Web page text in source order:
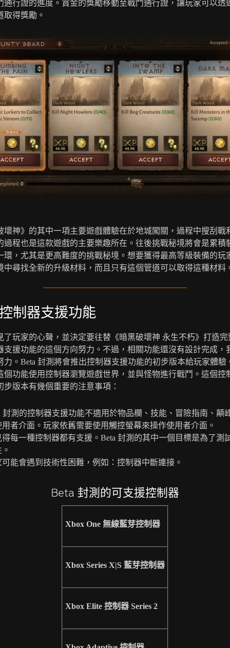
通行證的進度。賞金的獎勵移動至戰鬥通行證，讓玩家可以透
取得獎勵。
壞神》的其中一項主要遊戲體驗在於地城闖關，過程中搜刮戰
過程也是這款遊戲的主要樂趣所在。往後挑戰秘境將會是累積
環，尤其是更高難度的挑戰秘境。想要獲得最高等級裝備的玩
中尋找全新的升級材料，而且只有這個管道可以取得這種材料
制器支援功能
了玩家的心聲，並決定要往替《暗黑破壞神 永生不朽》打造完
支援功能的這個方向努力。不過，相關功能還沒有設計完成，
力。Beta 封測將會推出控制器支援功能的初步版本給玩家體驗
個功能使用控制器瀏覽遊戲世界，並與怪物進行戰鬥。這個控
步版本有幾個重要的注意事項：
封測的控制器支援功能不適用於物品欄、技能、冒險指南、顛
用者介面。玩家依舊需要使用觸控螢幕來操作使用者介面。
得每一種控制器都有支援。Beta 封測的其中一個目標是為了測
可能會遇到技術性困難，例如：控制器中斷連接。
Beta 封測的可支援控制器
Xbox One 無線藍芽控制器
Xbox Series X|S 藍芽控制器
Xbox Elite 控制器 Series 2